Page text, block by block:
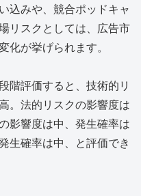
込みや、競合ポッドキャ
リスクとしては、広告市
化が挙げられます。
階評価すると、技術的リ
。法的リスクの影響度は
影響度は中、発生確率は
生確率は中、と評価でき